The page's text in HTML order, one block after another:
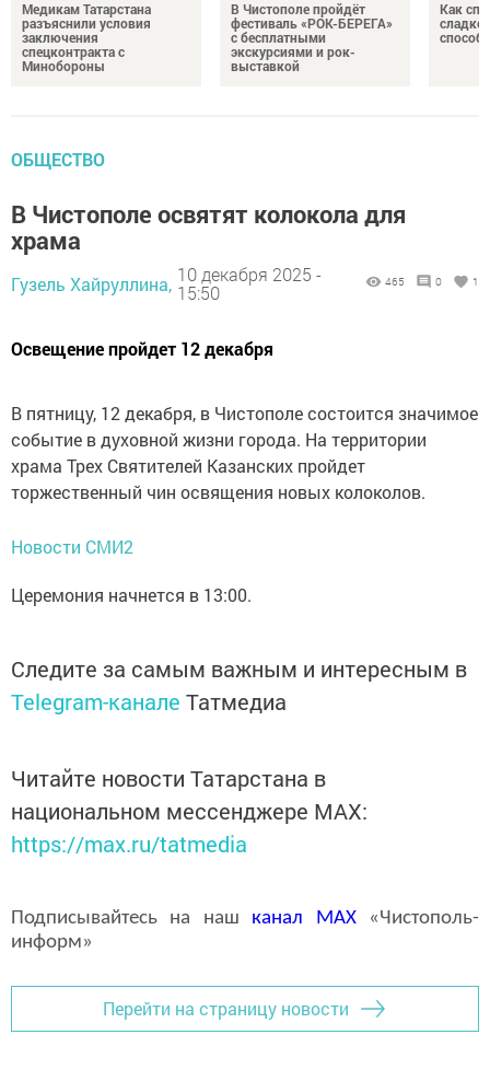
Медикам Татарстана
разъяснили условия
заключения
спецконтракта с
Минобороны
В Чистополе пройдёт
фестиваль «РОК-БЕРЕГА»
с бесплатными
экскурсиями и рок-
выставкой
Как
ОБЩЕСТВО
В Чистополе освятят колокола для
храма
Гузель Хайруллина, 10 декабря 2025 -
15:50
465 0 1
Освещение пройдет 12 декабря
В пятницу, 12 декабря, в Чистополе состоится значимое
событие в духовной жизни города. На территории
храма Трех Святителей Казанских пройдет
торжественный чин освящения новых колоколов.
Новости СМИ2
Церемония начнется в 13:00.
Следите за самым важным и интересным в
Telegram-канале Татмедиа
Читайте новости Татарстана в
национальном мессенджере MАХ:
https://max.ru/tatmedia
Подписывайтесь на наш канал MAX«Чистополь-
информ»
Перейти на страницу новости